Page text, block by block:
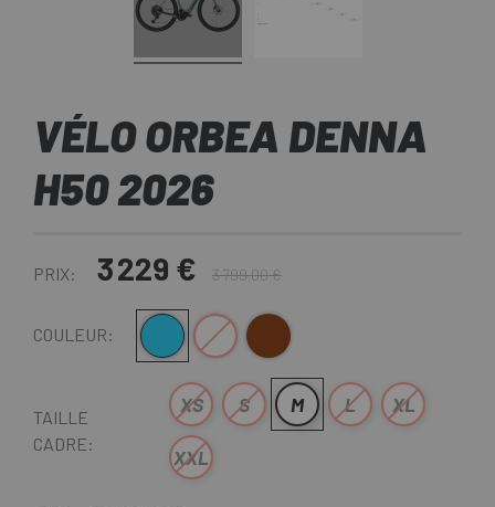
VÉLO ORBEA DENNA
H50 2026
PRIX: 3 229 € 3 799,00 €
COULEUR: Bleu BlancMarron
TAILLE
CADRE:
XS S M L XL
XXL